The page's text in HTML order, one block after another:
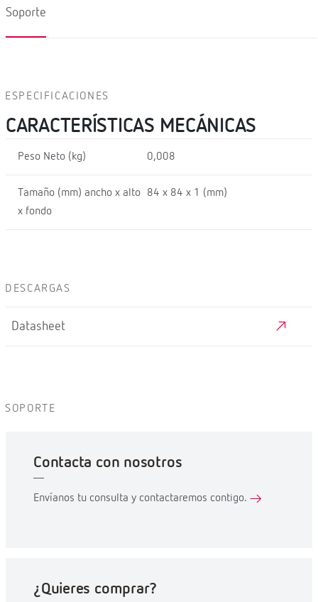
Soporte
ESPECIFICACIONES
CARACTERÍSTICAS MECÁNICAS
Peso Neto (kg) 0,008
Tamaño (mm) ancho x alto
x fondo
84 x 84 x 1 (mm)
DESCARGAS
Datasheet
SOPORTE
Contacta con nosotros
Envíanos tu consulta y contactaremos contigo.
¿Quieres comprar?